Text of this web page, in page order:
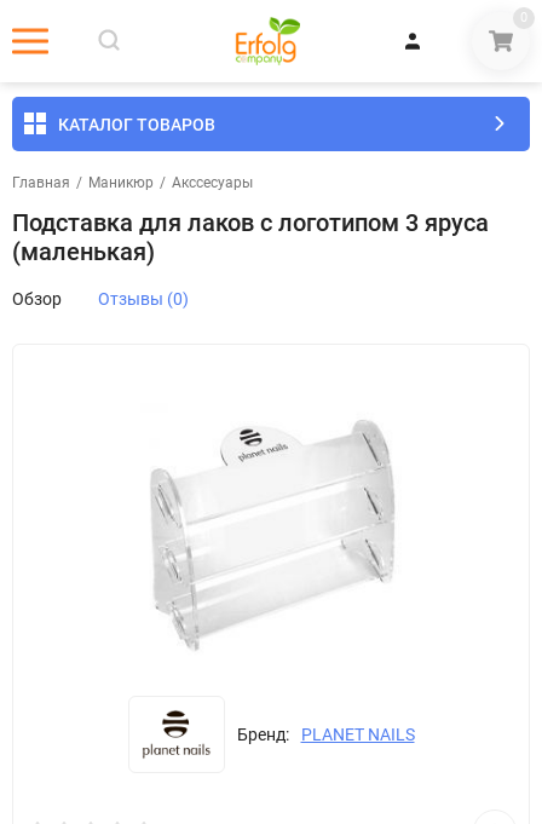
0
КАТАЛОГ ТОВАРОВ
Главная / Маникюр / Акссесуары
Подставка для лаков с логотипом 3 яруса
(маленькая)
Обзор Отзывы (0)
Бренд: PLANET NAILS